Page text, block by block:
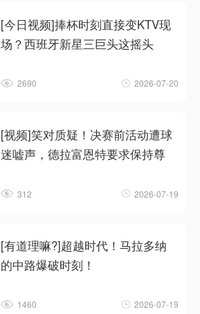
[今日视频]捧杯时刻直接变KTV现
场？西班牙新星三巨头这摇头
2690 2026-07-20
[视频]笑对质疑！决赛前活动遭球
迷嘘声，德拉富恩特要求保持尊
312 2026-07-19
[有道理嘛?]超越时代！马拉多纳
的中路爆破时刻！
1460 2026-07-19